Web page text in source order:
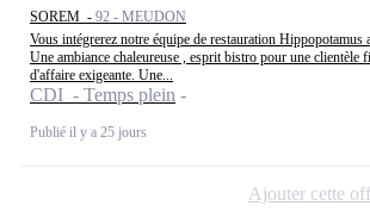
SOREM - 92 - MEUDON
Vous intégrerez notre équipe de restauration Hippopotamus
Une ambiance chaleureuse , esprit bistro pour une clientèle
d'affaire exigeante. Une...
CDI - Temps plein
Publié il y a 25 jours
Ajouter cette